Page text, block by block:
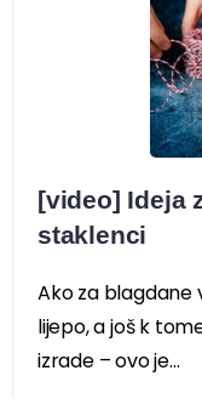
[video] Ideja
staklenci
Ako za blagdane
lijepo, a još k
izrade – ovo je...